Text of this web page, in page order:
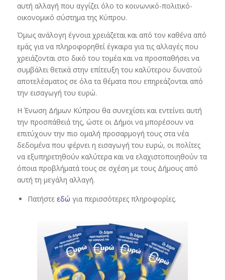
αυτή αλλαγή που αγγίζει όλο το κοινωνικό-πολιτικό-
οικονομικό σύστημα της Κύπρου.
Όμως ανάλογη έγνοια χρειάζεται και από τον καθένα από
εμάς για να πληροφορηθεί έγκαιρα για τις αλλαγές που
χρειάζονται στο δικό του τομέα και να προσπαθήσει να
συμβάλει θετικά στην επίτευξη του καλύτερου δυνατού
αποτελέσματος σε όλα τα θέματα που επηρεάζονται από
την εισαγωγή του ευρώ.
Η Ένωση Δήμων Κύπρου θα συνεχίσει και εντείνει αυτή
την προσπάθειά της, ώστε οι Δήμοι να μπορέσουν να
επιτύχουν την πιο ομαλή προσαρμογή τους στα νέα
δεδομένα που φέρνει η εισαγωγή του ευρώ, οι πολίτες
να εξυπηρετηθούν καλύτερα και να ελαχιστοποιηθούν τα
όποια προβλήματά τους σε σχέση με τους Δήμους από
αυτή τη μεγάλη αλλαγή.
Πατήστε εδώ για περισσότερες πληροφορίες.